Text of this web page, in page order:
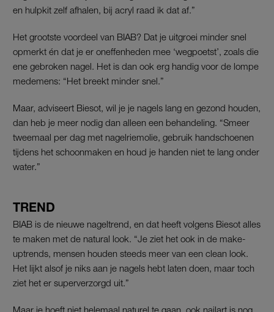
en hulpkit zelf afhalen, bij acryl raad ik dat af.”
Het grootste voordeel van BIAB? Dat je uitgroei minder snel
opmerkt én dat je er oneffenheden mee ‘wegpoetst’, zoals die
ene gebroken nagel. Het is dan ook erg handig voor de lompe
medemens: “Het breekt minder snel.”
Maar, adviseert Biesot, wil je je nagels lang en gezond houden,
dan heb je meer nodig dan alleen een behandeling. “Smeer
tweemaal per dag met nagelriemolie, gebruik handschoenen
tijdens het schoonmaken en houd je handen niet te lang onder
water.”
TREND
BIAB is de nieuwe nageltrend, en dat heeft volgens Biesot alles
te maken met de natural look. “Je ziet het ook in de make-
uptrends, mensen houden steeds meer van een clean look.
Het lijkt alsof je niks aan je nagels hebt laten doen, maar toch
ziet het er superverzorgd uit.”
Maar je hoeft niet helemaal naturel te gaan, ook nailart is nog